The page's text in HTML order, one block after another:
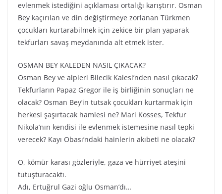
evlenmek istediğini açıklaması ortalığı karıştırır. Osman
Bey kaçırılan ve din değiştirmeye zorlanan Türkmen
çocukları kurtarabilmek için zekice bir plan yaparak
tekfurları savaş meydanında alt etmek ister.
OSMAN BEY KALEDEN NASIL ÇIKACAK?
Osman Bey ve alpleri Bilecik Kalesi’nden nasıl çıkacak?
Tekfurların Papaz Gregor ile iş birliğinin sonuçları ne
olacak? Osman Bey’in tutsak çocukları kurtarmak için
herkesi şaşırtacak hamlesi ne? Mari Kosses, Tekfur
Nikola’nın kendisi ile evlenmek istemesine nasıl tepki
verecek? Kayı Obası’ndaki hainlerin akıbeti ne olacak?
O, kömür karası gözleriyle, gaza ve hürriyet ateşini
tutuşturacaktı.
Adı, Ertuğrul Gazi oğlu Osman’dı…